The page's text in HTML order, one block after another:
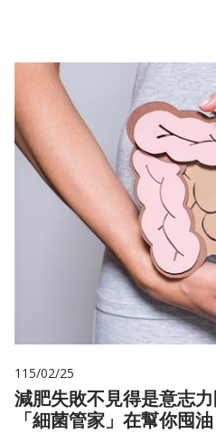
115/02/25
減肥失敗不見得是意志
「細菌管家」在幫你囤油